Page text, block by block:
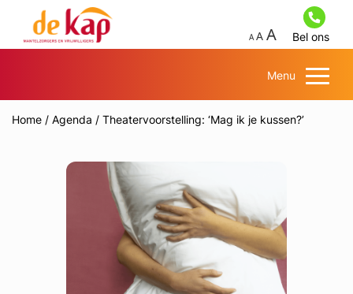
Bel ons
Menu
Home / Agenda / Theatervoorstelling: ‘Mag ik je kussen?’